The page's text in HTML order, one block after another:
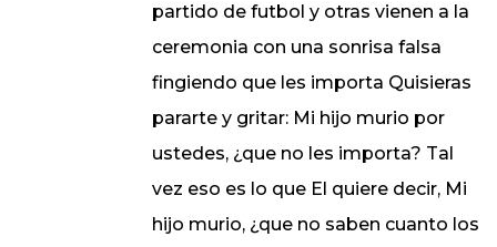
partido de futbol y otras vienen a la
ceremonia con una sonrisa falsa
fingiendo que les importa Quisieras
pararte y gritar: Mi hijo murio por
ustedes, ¿que no les importa? Tal
vez eso es lo que El quiere decir, Mi
hijo murio, ¿que no saben cuanto los